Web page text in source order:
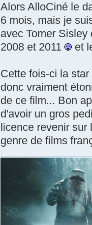
Alors AlloCiné le
6 mois, mais je
avec Tomer
2008 et 2011
et
Cette fois-ci la
donc vraiment
de ce film... Bon
d'avoir un gros
licence revenir
genre de films